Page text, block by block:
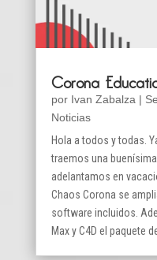
Corona
por Ivan Zabalza |
Noticias
Hola a todos y todas.
traemos una
adelantamos en
Chaos Corona se
software incluidos.
Max y C4D el paquete